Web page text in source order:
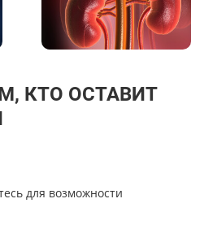
КТО ОСТАВИТ
для возможности